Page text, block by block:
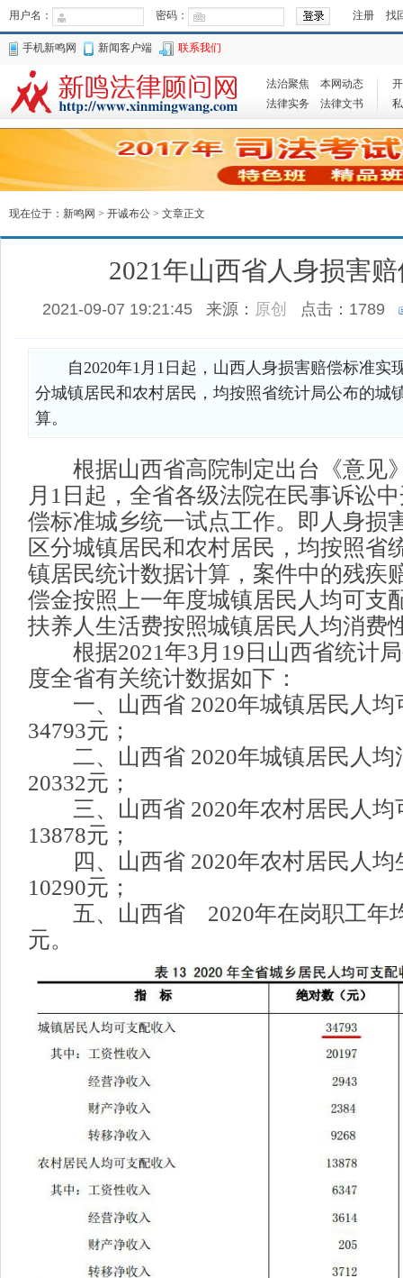
用户名： 密码： 注册 找
手机新鸣网 新闻客户端 联系我们
法治聚焦
本网动态
法律实务
法律文书
现在位于： 新鸣网 > 开诚布公 > 文章正文
2021年山西省人身损害
2021-09-07 19:21:45 来源： 原创 点击： 1789
自2020年1月1日起，山西人身损害赔偿标准实
分城镇居民和农村居民，均按照省统计局公布的城
算。
根据山西省高院制定出台《意见
月1日起，全省各级法院在民事诉讼
偿标准城乡统一试点工作。即人身损
区分城镇居民和农村居民，均按照省
镇居民统计数据计算，案件中的残疾
偿金按照上一年度城镇居民人均可支
扶养人生活费按照城镇居民人均消费
根据2021年3月19日山西省统计局
度全省有关统计数据如下：
一、山西省 2020年城镇居民人均
34793元；
二、山西省 2020年城镇居民人均
20332元；
三、山西省 2020年农村居民人均
13878元；
四、山西省 2020年农村居民人均
10290元；
五、山西省 2020年在岗职工年均
元。